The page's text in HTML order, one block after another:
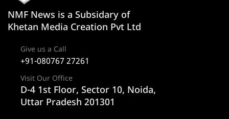
NMF News is a Subsidary of
Khetan Media Creation Pvt Ltd
Give us a Call
+91-080767 27261
Visit Our Office
D-4 1st Floor, Sector 10, Noida,
Uttar Pradesh 201301